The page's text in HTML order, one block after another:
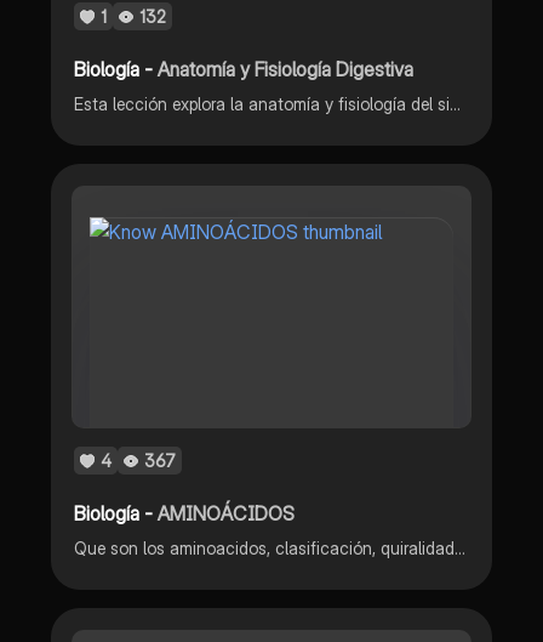
1 132
Biología -Anatomía y Fisiología Digestiva
Esta lección explora la anatomía y fisiología del sistema digestivo, incluyendo sus funciones principales y una visión general de sus componentes.
4 367
Biología -AMINOÁCIDOS
Que son los aminoacidos, clasificación, quiralidad, punto isoelectrico, aminoácidos esenciales y no esenciales, isomeria óptica, reacción química